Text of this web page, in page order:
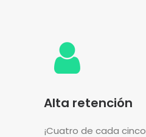
Alta retención
¡Cuatro de cada cinco